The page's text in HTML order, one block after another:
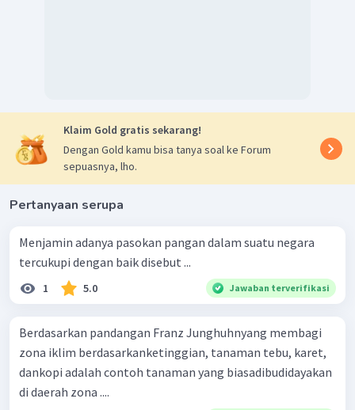
Klaim Gold gratis sekarang!
Dengan Gold kamu bisa tanya soal ke Forum
sepuasnya, lho.
Pertanyaan serupa
Menjamin adanya pasokan pangan dalam suatu negara
tercukupi dengan baik disebut ...
1 5.0 Jawaban terverifikasi
Berdasarkan pandangan Franz Junghuhnyang membagi
zona iklim berdasarkanketinggian, tanaman tebu, karet,
dankopi adalah contoh tanaman yang biasadibudidayakan
di daerah zona ....